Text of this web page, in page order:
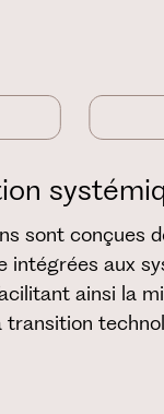
sont conçues
intégrées aux
ainsi la